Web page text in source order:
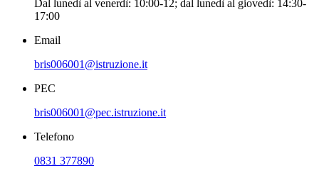
Dal lunedì al venerdì: 10:00-12; dal lunedì al giovedì: 14:30-
17:00
Email
bris006001@istruzione.it
PEC
bris006001@pec.istruzione.it
Telefono
0831 377890